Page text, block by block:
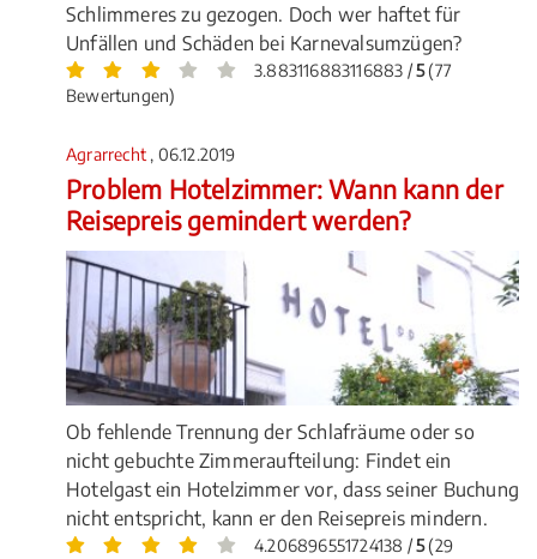
Schlimmeres zu gezogen. Doch wer haftet für
Unfällen und Schäden bei Karnevalsumzügen?
3.883116883116883 /5(77
Bewertungen)
Agrarrecht , 06.12.2019
Problem Hotelzimmer: Wann kann der
Reisepreis gemindert werden?
Ob fehlende Trennung der Schlafräume oder so
nicht gebuchte Zimmeraufteilung: Findet ein
Hotelgast ein Hotelzimmer vor, dass seiner Buchung
nicht entspricht, kann er den Reisepreis mindern.
4.206896551724138 /5(29